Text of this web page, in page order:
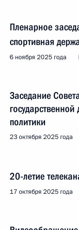
Пленарное
спортивная
6 ноября 2025 года
Заседание
политики
23 октября 2025 года
20-летие
17 октября 2025 года